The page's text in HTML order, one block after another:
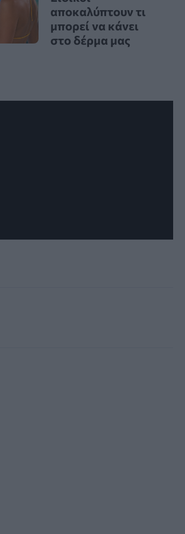
αποκαλύπτουν τι
μπορεί να κάνει
στο δέρμα μας